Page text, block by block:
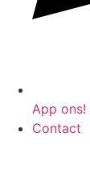
App ons!
Contact